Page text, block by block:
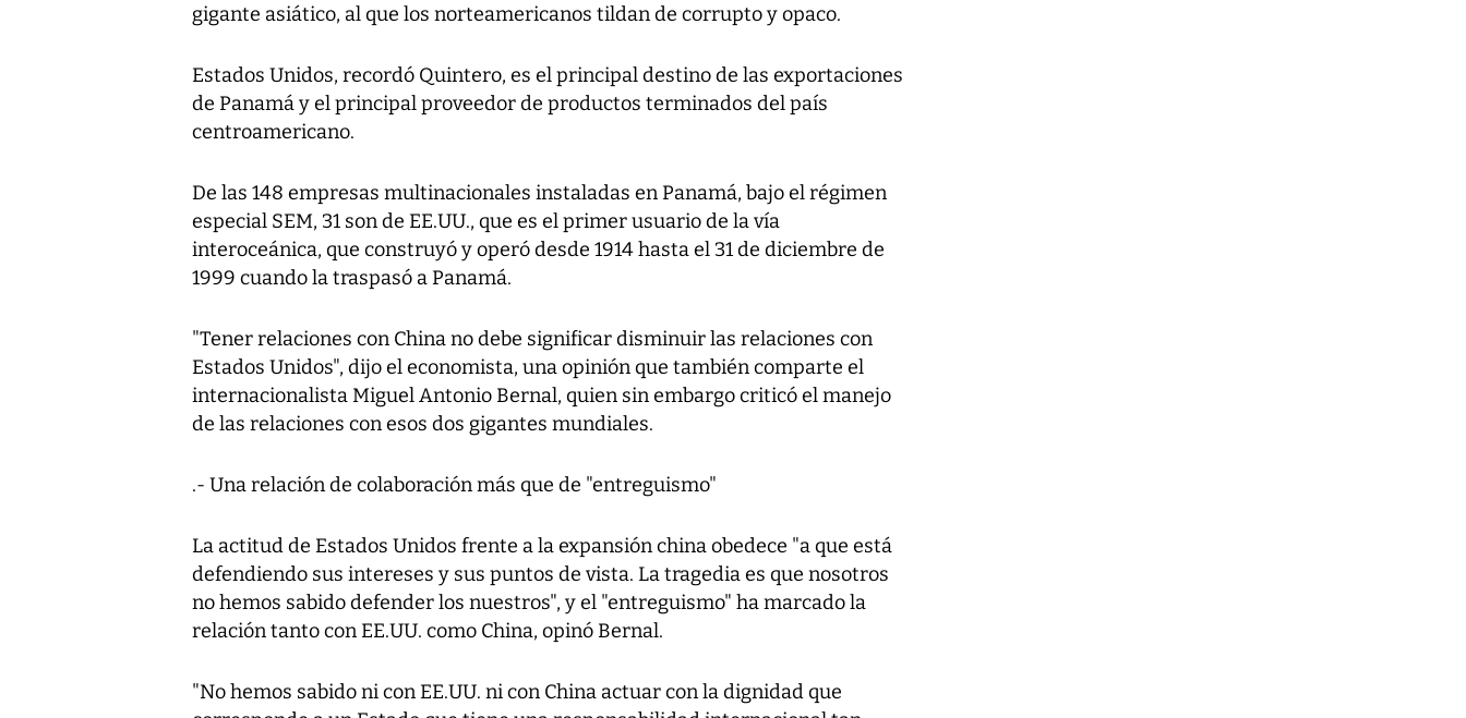
gigante asiático, al que los norteamericanos tildan de corrupto y opaco.
Estados Unidos, recordó Quintero, es el principal destino de las exportaciones
de Panamá y el principal proveedor de productos terminados del país
centroamericano.
De las 148 empresas multinacionales instaladas en Panamá, bajo el régimen
especial SEM, 31 son de EE.UU., que es el primer usuario de la vía
interoceánica, que construyó y operó desde 1914 hasta el 31 de diciembre de
1999 cuando la traspasó a Panamá.
"Tener relaciones con China no debe significar disminuir las relaciones con
Estados Unidos", dijo el economista, una opinión que también comparte el
internacionalista Miguel Antonio Bernal, quien sin embargo criticó el manejo
de las relaciones con esos dos gigantes mundiales.
.- Una relación de colaboración más que de "entreguismo"
La actitud de Estados Unidos frente a la expansión china obedece "a que está
defendiendo sus intereses y sus puntos de vista. La tragedia es que nosotros
no hemos sabido defender los nuestros", y el "entreguismo" ha marcado la
relación tanto con EE.UU. como China, opinó Bernal.
"No hemos sabido ni con EE.UU. ni con China actuar con la dignidad que